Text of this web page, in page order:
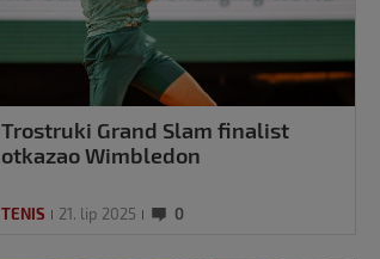
Trostruki Grand Slam finalist
otkazao Wimbledon
TENIS 21. lip 2025 0